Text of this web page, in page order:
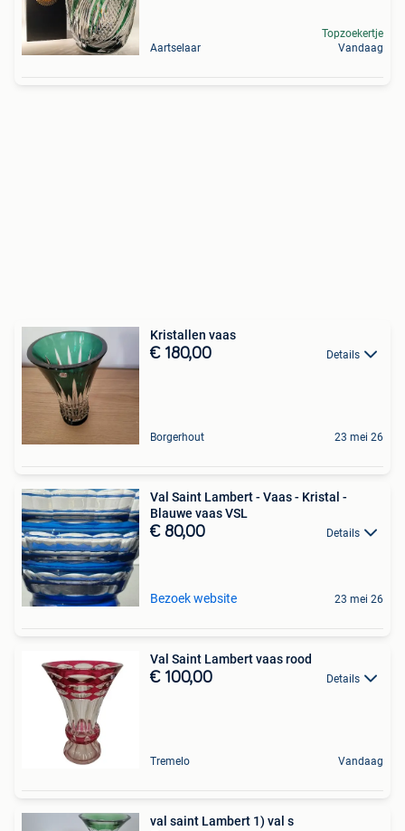
Aartselaar
Topzoekertje
Vandaag
Kristallen vaas
€ 180,00 Details
Borgerhout 23 mei 26
Val Saint Lambert - Vaas - Kristal -
Blauwe vaas VSL
€ 80,00 Details
Bezoek website 23 mei 26
Val Saint Lambert vaas rood
€ 100,00 Details
Tremelo Vandaag
val saint Lambert 1) val s